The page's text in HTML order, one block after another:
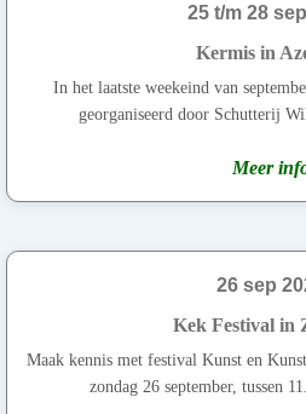
25 t/m 28
Kermis in
In het laatste weekeind van
georganiseerd door Schutterij
Meer
26 sep
Kek Festival in
Maak kennis met festival Kunst en
zondag 26 september, tussen